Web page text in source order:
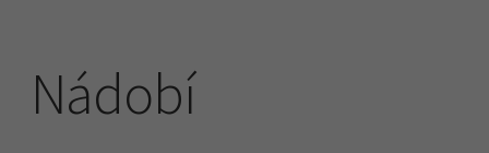
Kontakty
Nádobí